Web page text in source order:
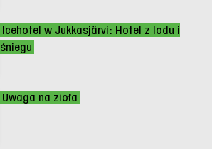
Icehotel w Jukkasjärvi: Hotel z lodu i
śniegu
Uwaga na zioła